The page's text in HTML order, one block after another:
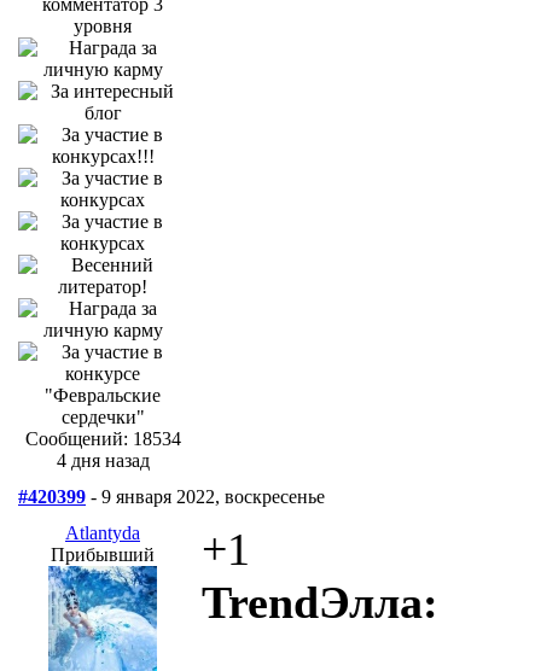
Сообщений: 18534
4 дня назад
#420399 - 9 января 2022, воскресенье
Atlantyda
Прибывший
+1
TrendЭлла: